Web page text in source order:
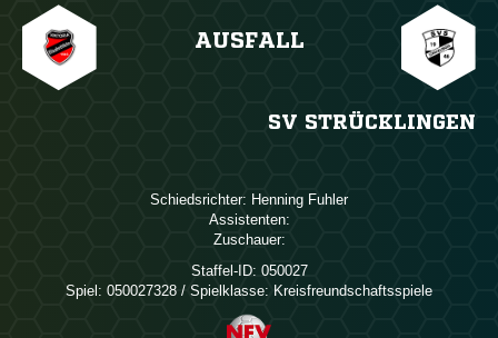
AUSFALL
SV STRÜCKLINGEN
Schiedsrichter:  
Assistenten:
Zuschauer:
Staffel-ID: 050027
Spiel: 050027328 / Spielklasse: Kreisfreundschaftsspiele